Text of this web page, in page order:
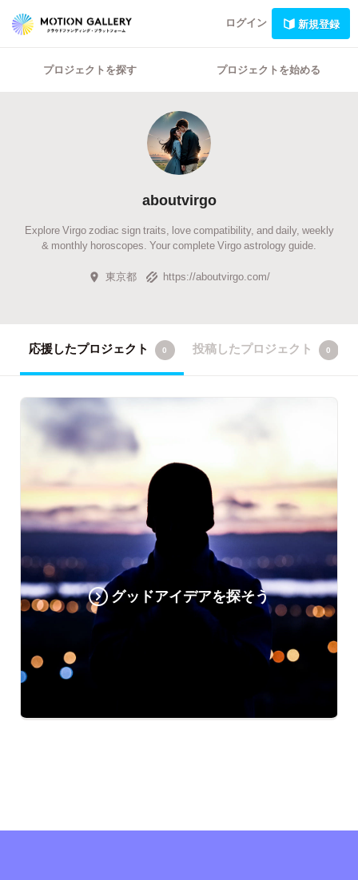
ログイン 新規登録
プロジェクトを探す プロジェクトを始める
aboutvirgo
Explore Virgo zodiac sign traits, love compatibility, and daily, weekly
& monthly horoscopes. Your complete Virgo astrology guide.
東京都 https://aboutvirgo.com/
応援したプロジェクト 0 投稿したプロジェクト 0
グッドアイデアを探そう